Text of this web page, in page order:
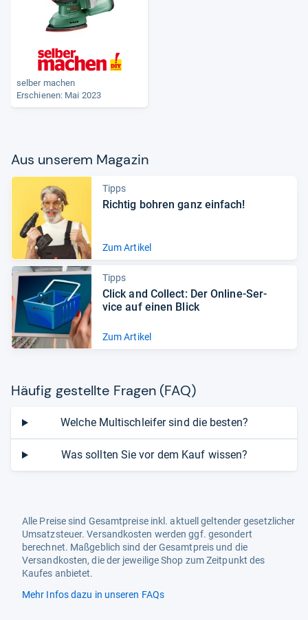
selber machen
Erschienen: Mai 2023
Aus unse­rem Maga­zin
Tipps
Rich­tig boh­ren ganz ein­fach!
Zum Artikel
Tipps
Click and Col­lect: Der Online-​Ser­
vice auf einen Blick
Zum Artikel
Häu­fig gestellte Fra­gen (FAQ)
Welche Multischleifer sind die besten?
Was sollten Sie vor dem Kauf wissen?
Alle Preise sind Gesamtpreise inkl. aktuell geltender gesetzlicher
Umsatzsteuer. Versandkosten werden ggf. gesondert
berechnet. Maßgeblich sind der Gesamtpreis und die
Versandkosten, die der jeweilige Shop zum Zeitpunkt des
Kaufes anbietet.
Mehr Infos dazu in unseren FAQs